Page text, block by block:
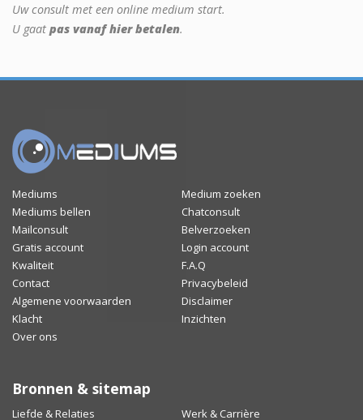
Uw consult met een online medium start.
U gaat pas vanaf hier betalen.
Mediums
Medium zoeken
Mediums bellen
Chatconsult
Mailconsult
Belverzoeken
Gratis account
Login account
Kwaliteit
F.A.Q
Contact
Privacybeleid
Algemene voorwaarden
Disclaimer
Klacht
Inzichten
Over ons
Bronnen & sitemap
Liefde & Relaties Werk & Carrière